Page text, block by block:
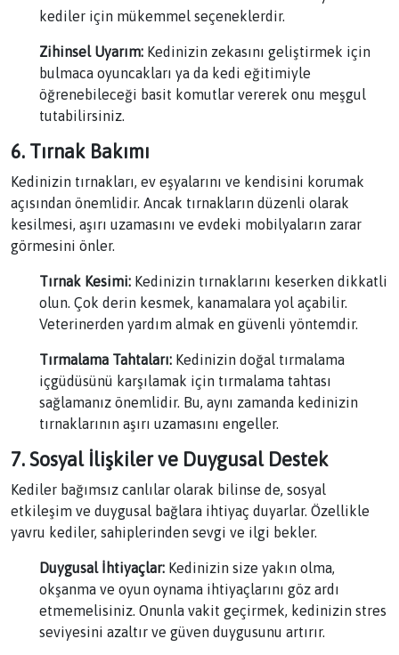
kediler için mükemmel seçeneklerdir.
Zihinsel Uyarım: Kedinizin zekasını geliştirmek için
bulmaca oyuncakları ya da kedi eğitimiyle
öğrenebileceği basit komutlar vererek onu meşgul
tutabilirsiniz.
6. Tırnak Bakımı
Kedinizin tırnakları, ev eşyalarını ve kendisini korumak
açısından önemlidir. Ancak tırnakların düzenli olarak
kesilmesi, aşırı uzamasını ve evdeki mobilyaların zarar
görmesini önler.
Tırnak Kesimi: Kedinizin tırnaklarını keserken dikkatli
olun. Çok derin kesmek, kanamalara yol açabilir.
Veterinerden yardım almak en güvenli yöntemdir.
Tırmalama Tahtaları: Kedinizin doğal tırmalama
içgüdüsünü karşılamak için tırmalama tahtası
sağlamanız önemlidir. Bu, aynı zamanda kedinizin
tırnaklarının aşırı uzamasını engeller.
7. Sosyal İlişkiler ve Duygusal Destek
Kediler bağımsız canlılar olarak bilinse de, sosyal
etkileşim ve duygusal bağlara ihtiyaç duyarlar. Özellikle
yavru kediler, sahiplerinden sevgi ve ilgi bekler.
Duygusal İhtiyaçlar: Kedinizin size yakın olma,
okşanma ve oyun oynama ihtiyaçlarını göz ardı
etmemelisiniz. Onunla vakit geçirmek, kedinizin stres
seviyesini azaltır ve güven duygusunu artırır.